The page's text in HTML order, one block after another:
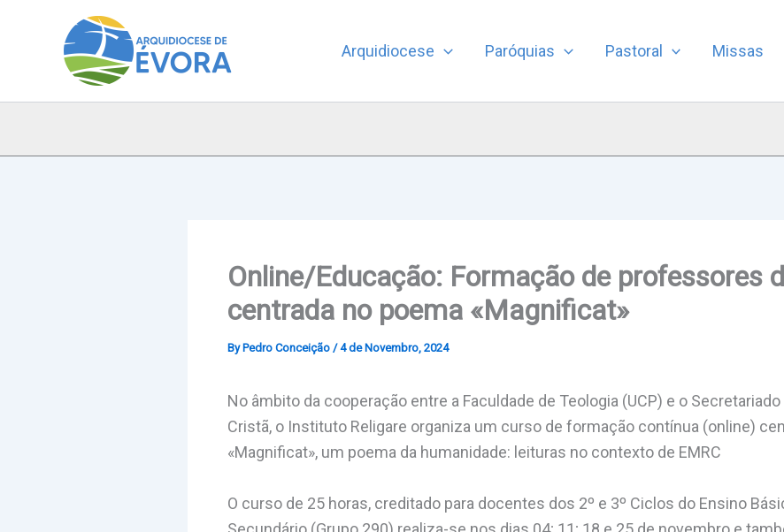
Arquidiocese Paróquias Pastoral Missas
Online/Educação: Formação de professores
centrada no poema «Magnificat»
By Pedro Conceição /4 de Novembro, 2024
No âmbito da cooperação entre a Faculdade de Teologia (UCP) e o
Cristã, o Instituto Religare organiza um curso de formação contínua (online)
«Magnificat», um poema da humanidade: leituras no contexto de EMRC
O curso de 25 horas, creditado para docentes dos 2º e 3º Ciclos do Ensino